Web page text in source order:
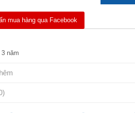
mua hàng qua Facebook
3 năm